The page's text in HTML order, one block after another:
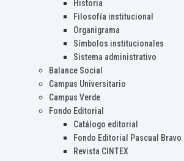
Historia
Filosofía institucional
Organigrama
Símbolos institucionales
Sistema administrativo
Balance Social
Campus Universitario
Campus Verde
Fondo Editorial
Catálogo editorial
Fondo Editorial Pascual Bravo
Revista CINTEX